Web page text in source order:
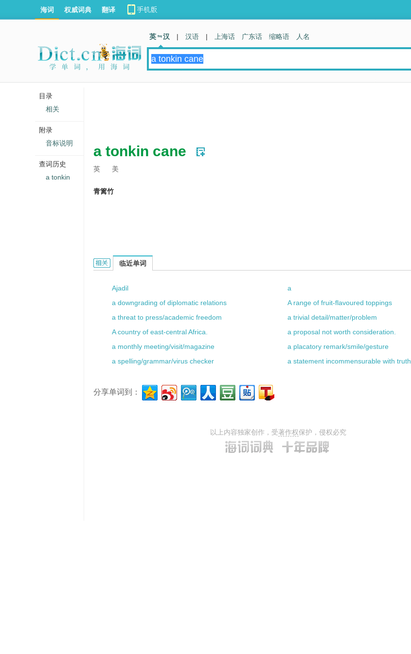
a tonkin cane
英 美
青篱竹
a tonkin cane的相关资料：
临近单词
Ajadil
a
a downgrading of diplomatic relations
A range of fruit-flavoured toppings
a threat to press/academic freedom
a trivial detail/matter/problem
A country of east-central Africa.
a proposal not worth consideration.
a monthly meeting/visit/magazine
a placatory remark/smile/gesture
a spelling/grammar/virus checker
a statement incommensurable with truth
分享单词到：
以上内容独家创作，受著作权保护，侵权必究
海词 权威词典 翻译
英 汉 | 汉语 | 上海话 广东话 缩略语 人名
目录
相关
附录
音标说明
查词历史
a tonkin